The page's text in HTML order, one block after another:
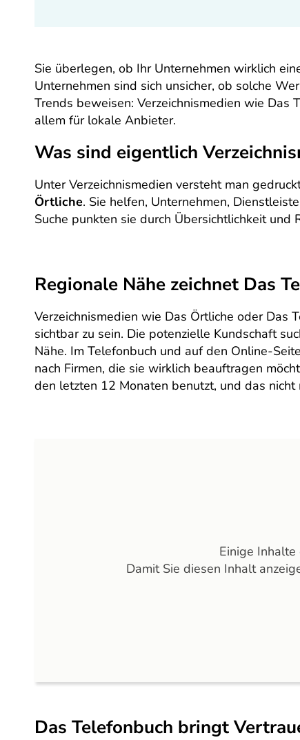
Sie überlegen, ob Ihr Unternehmen wirklich
Unternehmen sind sich unsicher, ob solche
Trends beweisen: Verzeichnismedien wie
allem für lokale Anbieter.
Was sind eigentlich
Unter Verzeichnismedien versteht man
Örtliche. Sie helfen, Unternehmen,
Suche punkten sie durch Übersichtlichkeit und
Regionale Nähe zeichnet Das
Verzeichnismedien wie Das Örtliche oder Das
sichtbar zu sein. Die potenzielle Kundschaft
Nähe. Im Telefonbuch und auf den Online-
nach Firmen, die sie wirklich beauftragen
den letzten 12 Monaten benutzt, und das
Einige Inhalte
Damit Sie diesen Inhalt
Das Telefonbuch bringt